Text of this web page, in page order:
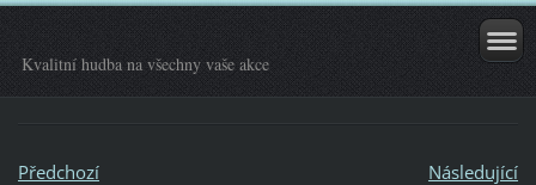
Kvalitní hudba na všechny vaše akce
Předchozí
Následující